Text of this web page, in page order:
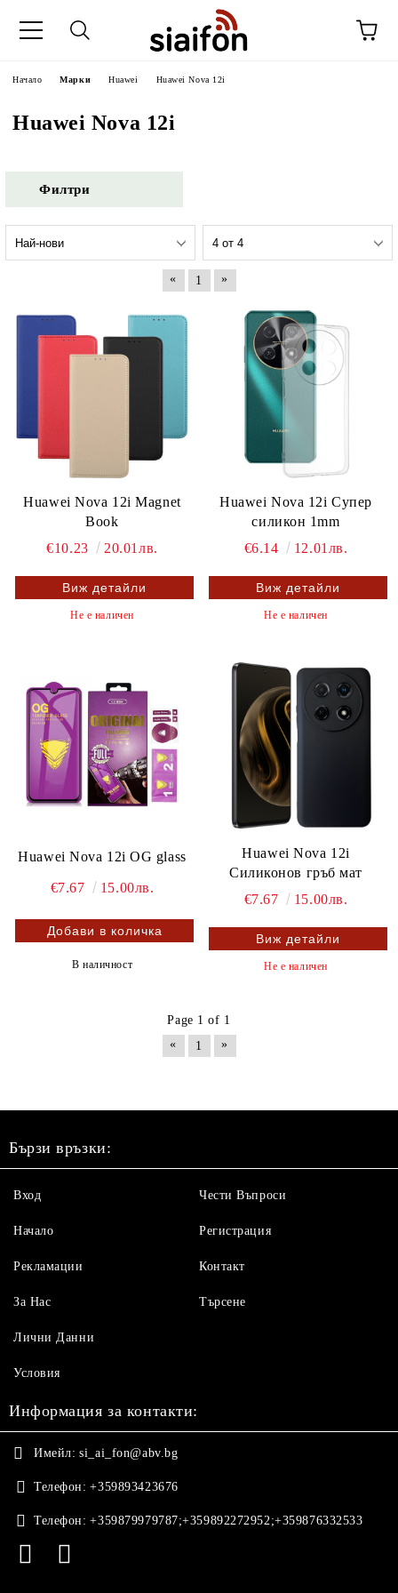
Начало Марки Huawei Huawei Nova 12i
Huawei Nova 12i
Филтри
« 1 »
Huawei Nova 12i Magnet
Book
€10.23
20.01лв.
Виж детайли
Не е наличен
Huawei Nova 12i Супер
силикон 1mm
€6.14
12.01лв.
Виж детайли
Не е наличен
Huawei Nova 12i OG glass
€7.67 15.00лв.
В наличност
Huawei Nova 12i
Силиконов гръб мат
€7.67
15.00лв.
Виж детайли
Не е наличен
Page 1 of 1
«
1 »
Бързи връзки:
Вход
Начало
Рекламации
За Нас
Чести Въпроси
Регистрация
Контакт
Търсене
Лични Данни
Условия
Информация за контакти:
Имейл: si_ai_fon@abv.bg
Телефон: +359893423676
Телефон: +359879979787;+359892272952;+359876332533